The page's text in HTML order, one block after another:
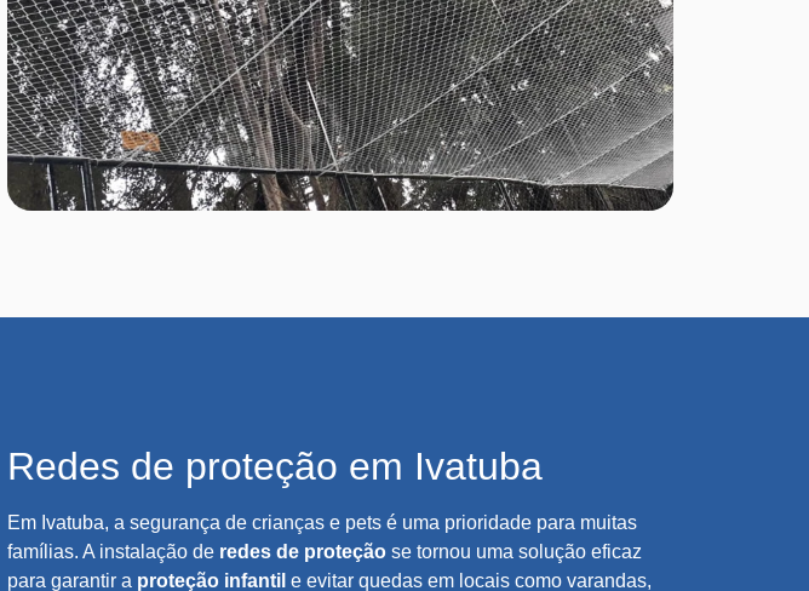
Redes de proteção em Ivatuba
Em Ivatuba, a segurança de crianças e pets é uma prioridade para muitas
famílias. A instalação de redes de proteção se tornou uma solução eficaz
para garantir a proteção infantil e evitar quedas em locais como varandas,